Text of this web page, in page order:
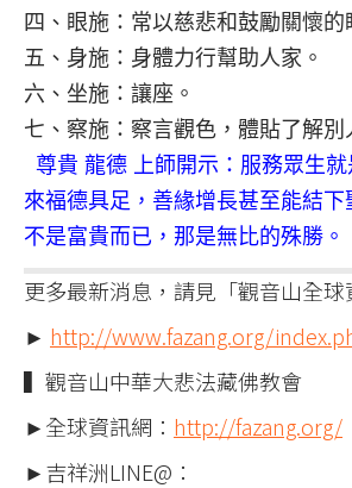
四、眼施：常以慈悲和鼓勵關懷的
五、身施：身體力行幫助人家。
六、坐施：讓座。
七、察施：察言觀色，體貼了解別
尊貴 龍德 上師開示：服務眾生
來福德具足，善緣增長甚至能結下
不是富貴而已，那是無比的殊勝。
更多最新消息，請見「觀音山全球
► http://www.fazang.org/
▍觀音山中華大悲法藏佛教會
►全球資訊網： http://fazang.org/
►吉祥洲LINE@：